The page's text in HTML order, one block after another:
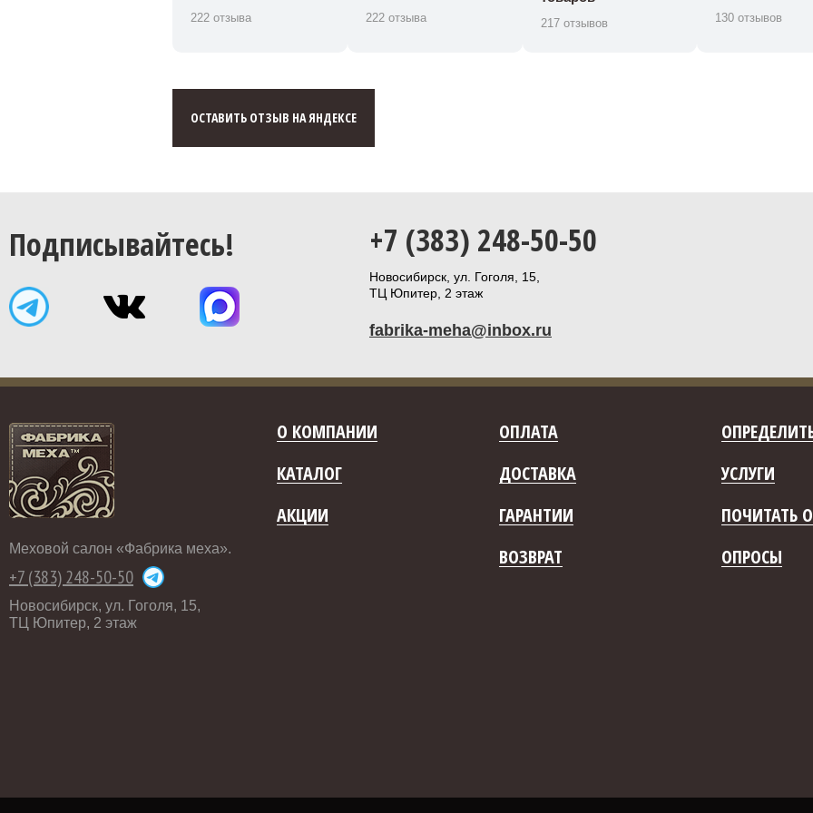
222 отзыва 222 отзыва 217 отзывов 130 отзывов
ОСТАВИТЬ ОТЗЫВ НА ЯНДЕКСЕ
Подписывайтесь! +7 (383) 248-50-50
Новосибирск, ул. Гоголя, 15,
ТЦ Юпитер, 2 этаж
fabrika-meha@inbox.ru
Меховой салон «Фабрика меха».
+7 (383) 248-50-50
Новосибирск, ул. Гоголя, 15,
ТЦ Юпитер, 2 этаж
О КОМПАНИИ ОПЛАТА
КАТАЛОГ
ДОСТАВКА
УСЛУГИ
АКЦИИ
ГАРАНТИИ
ПОЧИТАТЬ
ВОЗВРАТ
ОПРОСЫ